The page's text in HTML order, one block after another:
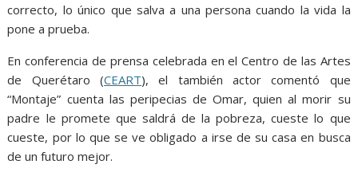
correcto, lo único que salva a una persona cuando la vida la
pone a prueba.
En conferencia de prensa celebrada en el Centro de las Artes
de Querétaro (CEART),el también actor comentó que
“Montaje” cuenta las peripecias de Omar, quienal morir su
padre le promete que saldrá de la pobreza, cueste lo que
cueste, por lo quese ve obligado a irse de su casaen busca
de un futuro mejor.